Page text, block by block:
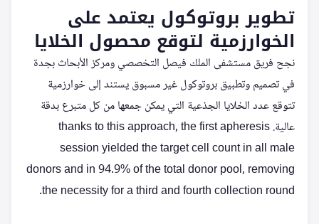
تطوير بروتوكول يعتمد على
الخوارزمية لتوقع محصول الخلايا
نجح فريق مستشفى الملك فيصل التخصصي ومركز الأبحاث بجدة
في تصميم وتطبيق بروتوكول غير مسبوق يستند إلى خوارزمية
تتوقع عدد الخلايا الجذعية التي يمكن جمعها من كل متبرع بدقة
عالية. thanks to this approach, the first apheresis
session yielded the target cell count in all male
donors and in 94.9% of the total donor pool, removing
the necessity for a third and fourth collection round.